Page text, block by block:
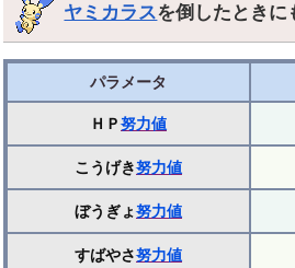
ヤミカラスを倒したときに
パラメータ
ＨＰ努力値
こうげき努力値
ぼうぎょ努力値
すばやさ努力値